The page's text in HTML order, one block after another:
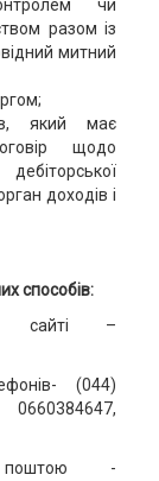
чи
разом із
митний
який має
щодо
доходів і
способів:
сайті –
(044)
поштою -